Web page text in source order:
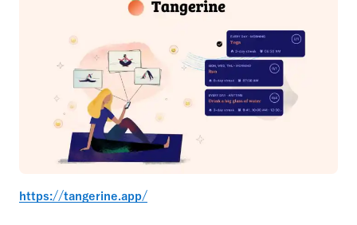
https://tangerine.app/